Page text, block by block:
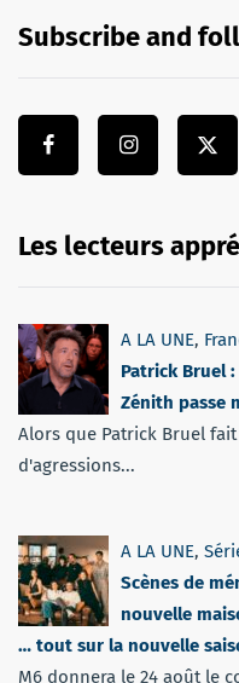
Subscribe and
Les lecteurs
A LA UNE,
Patrick Bruel
Zénith passe
Alors que Patrick Bruel
d'agressions...
A LA UNE,
Scènes de
nouvelle
… tout sur la nouvelle
M6 donnera le 24 août le